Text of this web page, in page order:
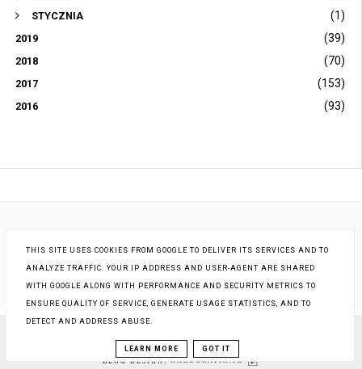
STYCZNIA (1)
2019 (39)
2018 (70)
2017 (153)
2016 (93)
COPYRIGHT ©STARA KOBIETA... I JA
BLOG DESIGN:KAROGRAFIA.PL
THIS SITE USES COOKIES FROM GOOGLE TO DELIVER ITS SERVICES AND TO
ANALYZE TRAFFIC. YOUR IP ADDRESS AND USER-AGENT ARE SHARED
WITH GOOGLE ALONG WITH PERFORMANCE AND SECURITY METRICS TO
ENSURE QUALITY OF SERVICE, GENERATE USAGE STATISTICS, AND TO
DETECT AND ADDRESS ABUSE.
LEARN MORE GOT IT